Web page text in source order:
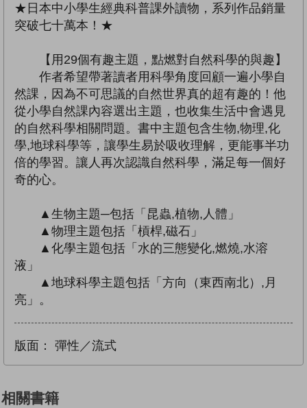
★日本中小學生經典科普課外讀物，系列作品銷量
突破七十萬本！★
【用29個有趣主題，點燃對自然科學的與趣】
作者希望帶著讀者用科學角度回顧一遍小學自
然課，因為不可思議的自然世界真的超有趣的！他
從小學自然課內容選出主題，也收集生活中會遇見
的自然科學相關問題。書中主題包含生物,物理,化
學,地球科學等，讓學生易於吸收理解，更能事半功
倍的學習。讓人再次認識自然科學，滿足每一個好
奇的心。
▲生物主題─包括「昆蟲,植物,人體」
▲物理主題包括「槓桿,磁石」
▲化學主題包括「水的三態變化,燃燒,水溶
液」
▲地球科學主題包括「方向（東西南北）,月
亮」。
版面： 彈性／流式
相關書籍